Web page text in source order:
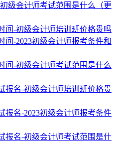
级会计师考试范围是什么（更
间-初级会计师培训班价格贵吗
间-2023初级会计师报考条件和
间-初级会计师考试范围是什么
报名-初级会计师培训班价格贵
报名-2023初级会计师报考条件
报名-初级会计师考试范围是什